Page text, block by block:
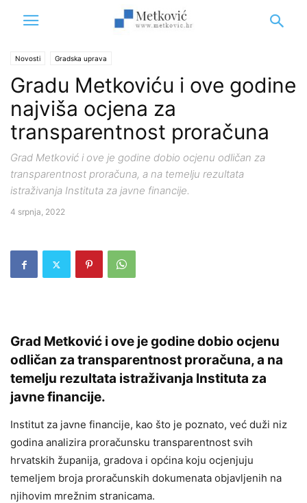
Novosti Gradska uprava
Gradu Metkoviću i ove godine
najviša ocjena za
transparentnost proračuna
Grad Metković i ove je godine dobio ocjenu odličan za
transparentnost proračuna, a na temelju rezultata
istraživanja Instituta za javne financije.
4 srpnja, 2022
Grad Metković i ove je godine dobio ocjenu
odličan za transparentnost proračuna, a na
temelju rezultata istraživanja Instituta za
javne financije.
Institut za javne financije, kao što je poznato, već duži niz
godina analizira proračunsku transparentnost svih
hrvatskih županija, gradova i općina koju ocjenjuju
temeljem broja proračunskih dokumenata objavljenih na
njihovim mrežnim stranicama.